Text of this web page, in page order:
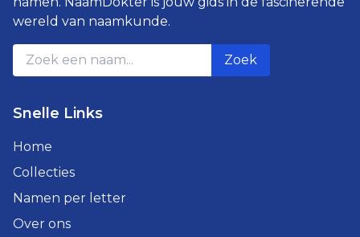
wereld van naamkunde.
Zoek
Snelle Links
Home
Collecties
Namen per letter
Over ons